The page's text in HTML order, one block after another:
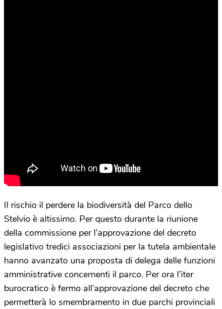
Il rischio il perdere la biodiversità del Parco dello
Stelvio è altissimo. Per questo durante la riunione
della commissione per l’approvazione del decreto
legislativo tredici associazioni per la tutela ambientale
hanno avanzato una proposta di delega delle funzioni
amministrative concernenti il parco. Per ora l’iter
burocratico è fermo all’approvazione del decreto che
permetterà lo smembramento in due parchi provinciali